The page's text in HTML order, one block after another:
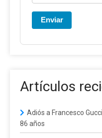
Enviar
Artículos
Adiós a Francesco
86 años